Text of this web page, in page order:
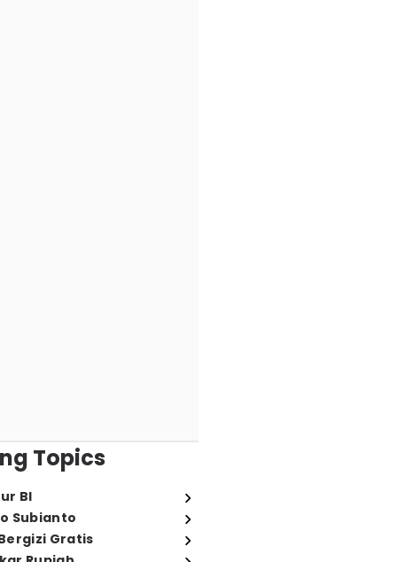
Topics
BI
Subianto
Gratis